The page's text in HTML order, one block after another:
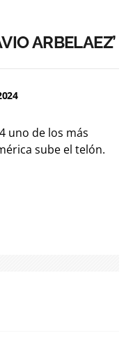
ARBELAEZ’
uno de los más
sube el telón.